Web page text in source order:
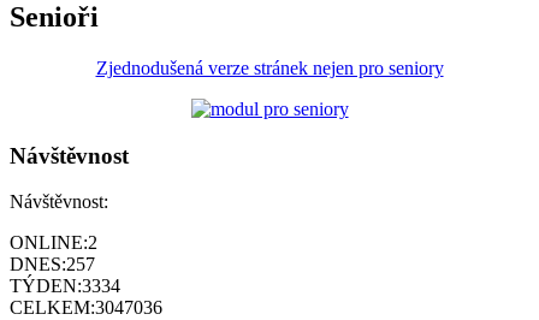
Senioři
Zjednodušená verze stránek nejen pro seniory
Návštěvnost
Návštěvnost:
ONLINE:2
DNES:257
TÝDEN:3334
CELKEM:3047036